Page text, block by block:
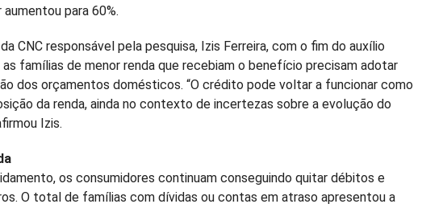
para 60%.
CNC responsável pela pesquisa, Izis Ferreira, com o fim do auxílio
as famílias de menor renda que recebiam o benefício precisam adotar
dos orçamentos domésticos. “O crédito pode voltar a funcionar como
da renda, ainda no contexto de incertezas sobre a evolução do
Izis.
os consumidores continuam conseguindo quitar débitos e
O total de famílias com dívidas ou contas em atraso apresentou a